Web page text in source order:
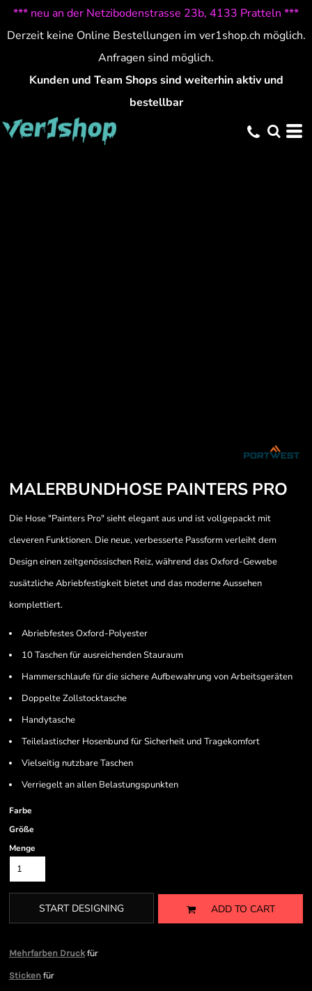
*** neu an der Netzibodenstrasse 23b, 4133 Pratteln ***
Derzeit keine Online Bestellungen im ver1shop.ch möglich.
Anfragen sind möglich.
Kunden und Team Shops sind weiterhin aktiv und
bestellbar
MALERBUNDHOSE PAINTERS PRO
Die Hose "Painters Pro" sieht elegant aus und ist vollgepackt mit
cleveren Funktionen. Die neue, verbesserte Passform verleiht dem
Design einen zeitgenössischen Reiz, während das Oxford-Gewebe
zusätzliche Abriebfestigkeit bietet und das moderne Aussehen
komplettiert.
Abriebfestes Oxford-Polyester
10 Taschen für ausreichenden Stauraum
Hammerschlaufe für die sichere Aufbewahrung von Arbeitsgeräten
Doppelte Zollstocktasche
Handytasche
Teilelastischer Hosenbund für Sicherheit und Tragekomfort
Vielseitig nutzbare Taschen
Verriegelt an allen Belastungspunkten
Farbe
Größe
Menge
START DESIGNING ADD TO CART
Mehrfarben Druckfür
Sticken für